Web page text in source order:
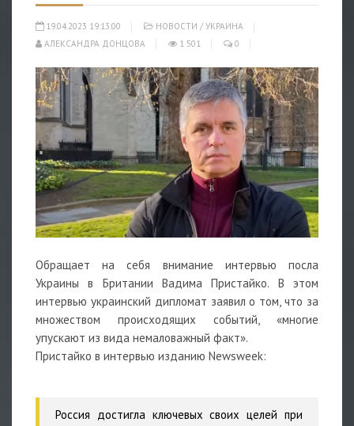
19.04.2023 19:13:00 НОВОСТИ / УКРАИНА
АЛЕКСАНДРА ДОНЦОВА
1 501 0
Обращает на себя внимание интервью посла
Украины в Британии Вадима Пристайко. В этом
интервью украинский дипломат заявил о том, что за
множеством происходящих событий, «многие
упускают из вида немаловажный факт».
Пристайко в интервью изданию Newsweek:
Россия достигла ключевых своих целей при